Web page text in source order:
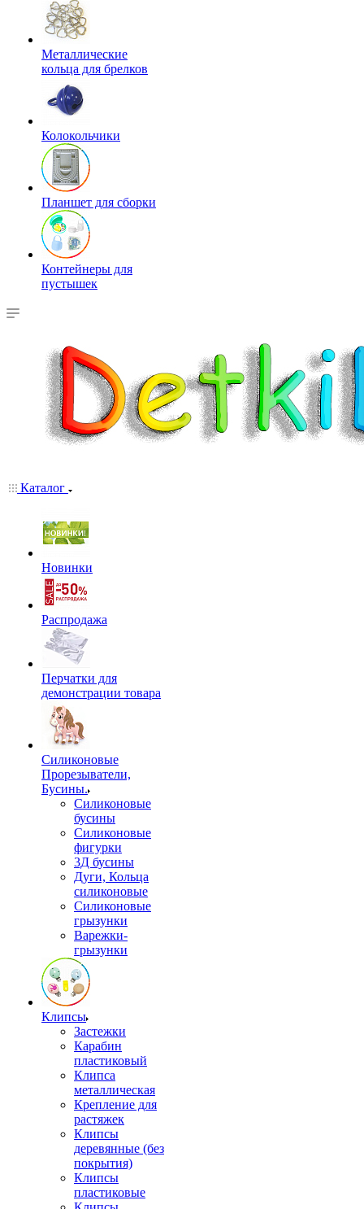
Металлические
кольца для брелков
Колокольчики
Планшет для сборки
Контейнеры для
пустышек
Каталог
Новинки
Распродажа
Перчатки для
демонстрации товара
Силиконовые
Прорезыватели,
Бусины.
Силиконовые
бусины
Силиконовые
фигурки
3Д бусины
Дуги, Кольца
силиконовые
Силиконовые
грызунки
Варежки-
грызунки
Клипсы
Застежки
Карабин
пластиковый
Клипса
металлическая
Крепление для
растяжек
Клипсы
деревянные (без
покрытия)
Клипсы
пластиковые